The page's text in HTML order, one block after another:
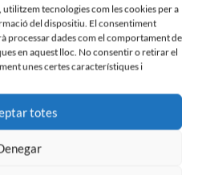
tecnologies com les cookies per a
del dispositiu. El consentiment
processar dades com el comportament de
en aquest lloc. No consentir o retirar el
unes certes característiques i
totes
6:Gols d»Adrià (2), Borja,
(2).
3:
Gols de Víctor
4:Gols de Víctor Pastor